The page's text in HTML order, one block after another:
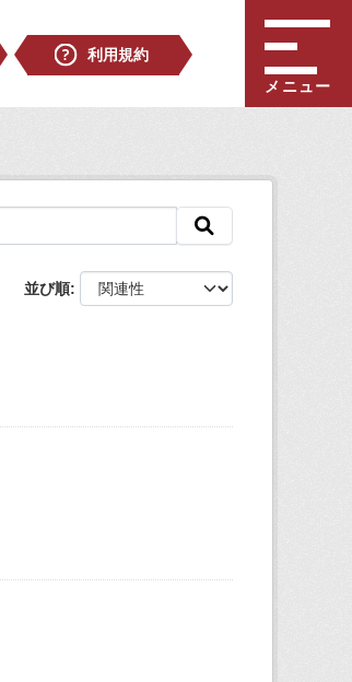
利用規約
メニュー
並び順